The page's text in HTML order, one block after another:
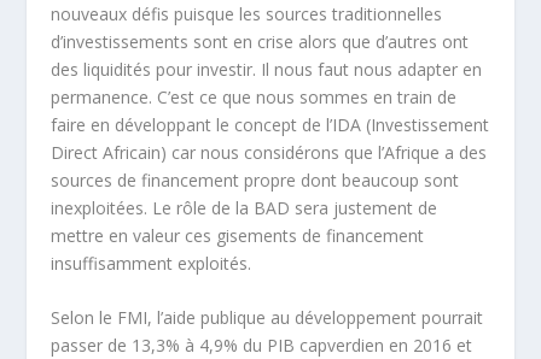
nouveaux défis puisque les sources traditionnelles
d’investissements sont en crise alors que d’autres ont
des liquidités pour investir. Il nous faut nous adapter en
permanence. C’est ce que nous sommes en train de
faire en développant le concept de l’IDA (Investissement
Direct Africain) car nous considérons que l’Afrique a des
sources de financement propre dont beaucoup sont
inexploitées. Le rôle de la BAD sera justement de
mettre en valeur ces gisements de financement
insuffisamment exploités.
Selon le FMI, l’aide publique au développement pourrait
passer de 13,3% à 4,9% du PIB capverdien en 2016 et